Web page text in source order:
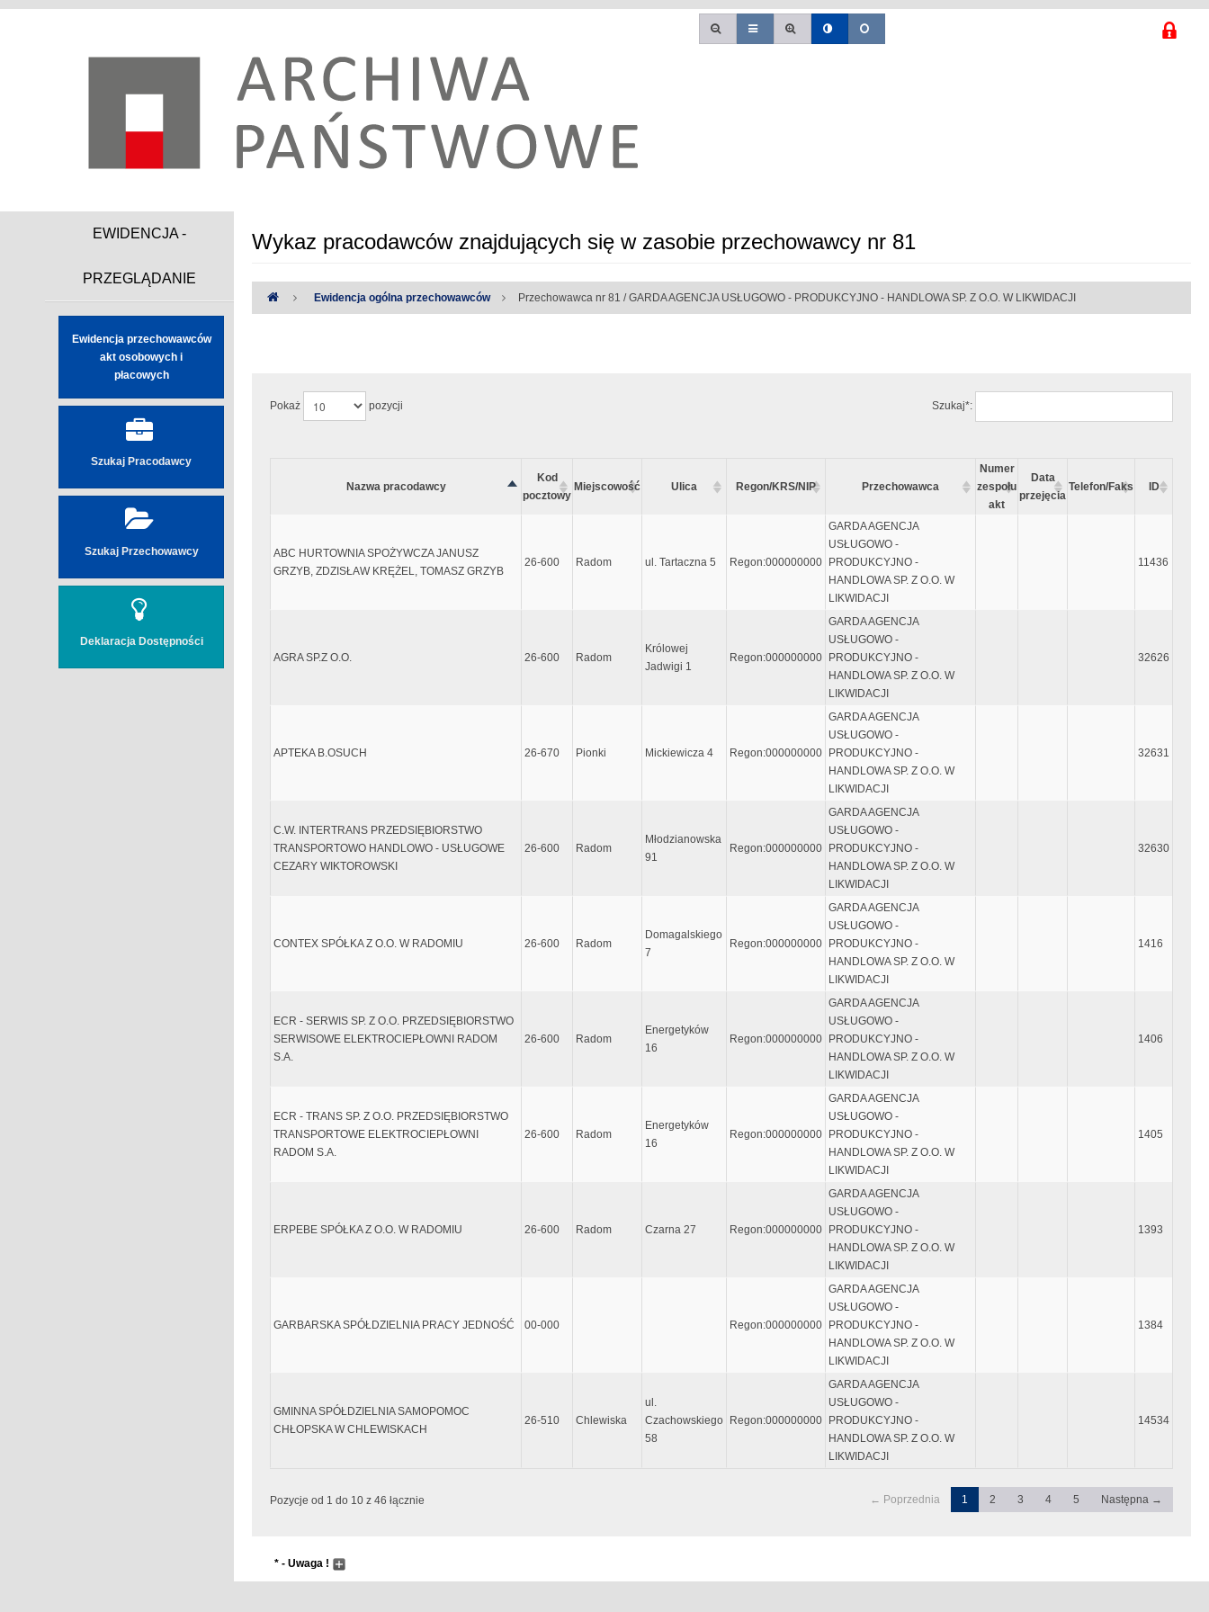
EWIDENCJA -
PRZEGLĄDANIE
Ewidencja przechowawców
akt osobowych i
płacowych
Szukaj Pracodawcy
Szukaj Przechowawcy
Deklaracja Dostępności
Wykaz pracodawców znajdujących się w zasobie przechowawcy nr 81
Ewidencja ogólna przechowawców Przechowawca nr 81 / GARDA AGENCJA USŁUGOWO - PRODUKCYJNO - HANDLOWA SP. Z O.O. W LIKWIDACJI
Pokaż pozycji Szukaj*:
Nazwa pracodawcy
Kod
pocztowy
Miejscowość Ulica Regon/KRS/NIP Przechowawca
Numer
zespołu
akt
Data
przejęcia
Telefon/Faks ID
ABC HURTOWNIA SPOŻYWCZA JANUSZ
GRZYB, ZDZISŁAW KRĘŻEL, TOMASZ GRZYB
26-600 Radom ul. Tartaczna 5 Regon:000000000
GARDA AGENCJA
USŁUGOWO -
PRODUKCYJNO -
HANDLOWA SP. Z O.O. W
LIKWIDACJI
11436
AGRA SP.Z O.O. 26-600 Radom
Królowej
Jadwigi 1
Regon:000000000
GARDA AGENCJA
USŁUGOWO -
PRODUKCYJNO -
HANDLOWA SP. Z O.O. W
LIKWIDACJI
32626
APTEKA B.OSUCH 26-670 Pionki Mickiewicza 4 Regon:000000000
GARDA AGENCJA
USŁUGOWO -
PRODUKCYJNO -
HANDLOWA SP. Z O.O. W
LIKWIDACJI
32631
C.W. INTERTRANS PRZEDSIĘBIORSTWO
TRANSPORTOWO HANDLOWO - USŁUGOWE
CEZARY WIKTOROWSKI
26-600 Radom
Młodzianowska
91
Regon:000000000
GARDA AGENCJA
USŁUGOWO -
PRODUKCYJNO -
HANDLOWA SP. Z O.O. W
LIKWIDACJI
32630
CONTEX SPÓŁKA Z O.O. W RADOMIU 26-600 Radom
Domagalskiego
7
Regon:000000000
GARDA AGENCJA
USŁUGOWO -
PRODUKCYJNO -
HANDLOWA SP. Z O.O. W
LIKWIDACJI
1416
ECR - SERWIS SP. Z O.O. PRZEDSIĘBIORSTWO
SERWISOWE ELEKTROCIEPŁOWNI RADOM
S.A.
26-600 Radom
Energetyków
16
Regon:000000000
GARDA AGENCJA
USŁUGOWO -
PRODUKCYJNO -
HANDLOWA SP. Z O.O. W
LIKWIDACJI
1406
ECR - TRANS SP. Z O.O. PRZEDSIĘBIORSTWO
TRANSPORTOWE ELEKTROCIEPŁOWNI
RADOM S.A.
26-600 Radom
Energetyków
16
Regon:000000000
GARDA AGENCJA
USŁUGOWO -
PRODUKCYJNO -
HANDLOWA SP. Z O.O. W
LIKWIDACJI
1405
ERPEBE SPÓŁKA Z O.O. W RADOMIU 26-600 Radom Czarna 27 Regon:000000000
GARDA AGENCJA
USŁUGOWO -
PRODUKCYJNO -
HANDLOWA SP. Z O.O. W
LIKWIDACJI
1393
GARBARSKA SPÓŁDZIELNIA PRACY JEDNOŚĆ 00-000 Regon:000000000
GARDA AGENCJA
USŁUGOWO -
PRODUKCYJNO -
HANDLOWA SP. Z O.O. W
LIKWIDACJI
1384
GMINNA SPÓŁDZIELNIA SAMOPOMOC
CHŁOPSKA W CHLEWISKACH
26-510 Chlewiska
ul.
Czachowskiego
58
Regon:000000000
GARDA AGENCJA
USŁUGOWO -
PRODUKCYJNO -
HANDLOWA SP. Z O.O. W
LIKWIDACJI
14534
Pozycje od 1 do 10 z 46 łącznie ← Poprzednia 1 2 3 4 5 Następna →
* - Uwaga !
Wyszukiwanie następuje dopiero po wpisaniu przynajmniej 5 znaków, lub wcześniej jeśli zostanie wciśnięty "enter"